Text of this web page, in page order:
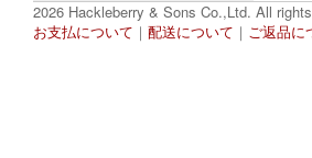
2026 Hackleberry & Sons Co.,Ltd. All
お支払について ｜ 配送について ｜ ご返品に